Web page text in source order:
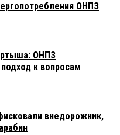
ОНПЗ
ОНПЗ
к вопросам
внедорожник,